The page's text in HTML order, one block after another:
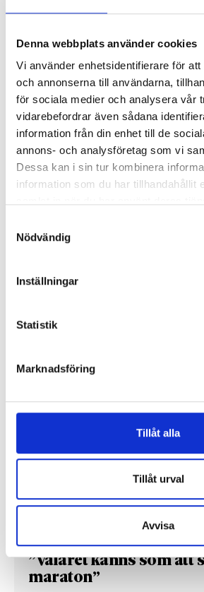
Denna webbplats använder cookies
Vi använder enhetsidentifierare för
och annonserna till användarna,
för sociala medier och analysera vår
vidarebefordrar även sådana
information från din enhet till de
annons- och analysföretag som vi
Dessa kan i sin tur kombinera
information som du har tillhandahållit
Nödvändig
Inställningar
Statistik
Marknadsföring
Tillåt alla
Tillåt urval
Avvisa
Så mycket tjänar 260
Enorma skillnader
Så mycket tjänar
”Valåret känns som att
maraton”